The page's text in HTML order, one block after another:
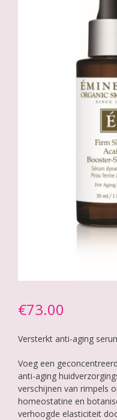
€73.00
Versterkt anti-aging
Voeg een
anti-aging
verschijnen van rimpels
homeostatine en
verhoogde elasticiteit